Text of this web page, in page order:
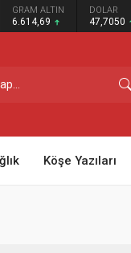
GRAM ALTIN
6.614,69
DOLAR
47,7050
Köşe Yazıları